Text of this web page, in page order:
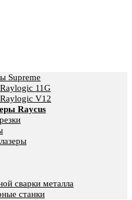
Supreme
11G
V12
Raycus
сварки металла
станки